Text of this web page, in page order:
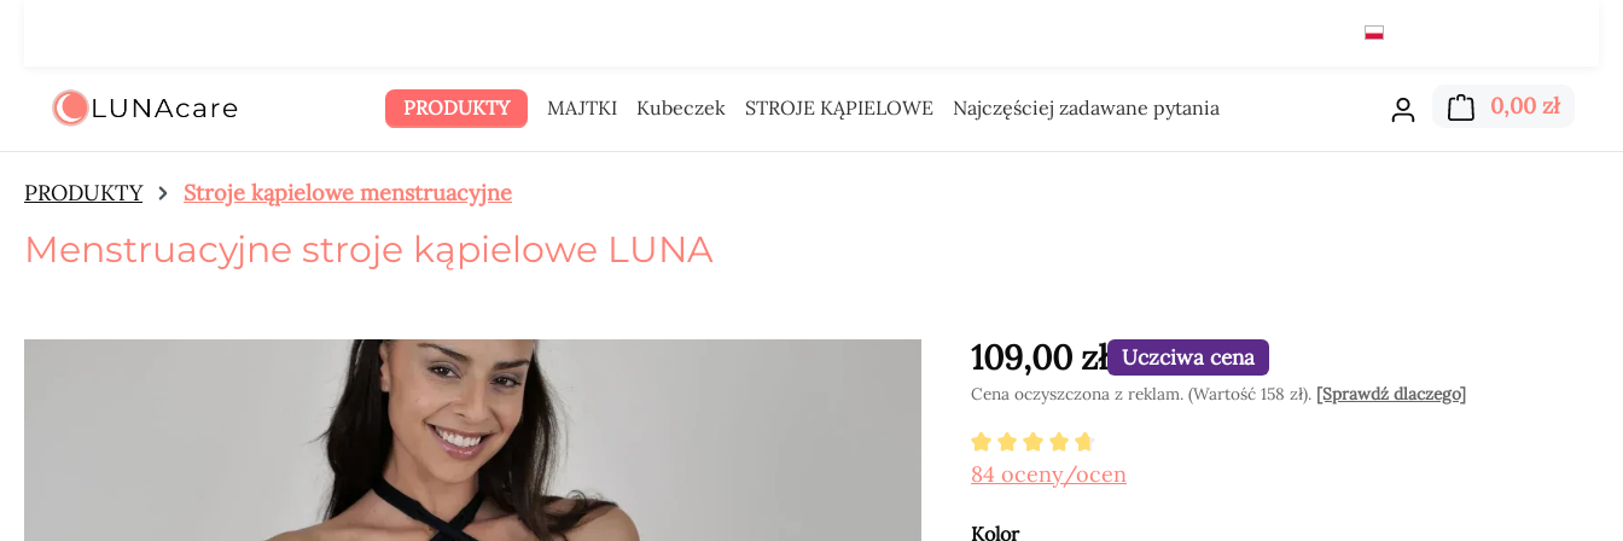
0,00 zł
PRODUKTY MAJTKI Kubeczek STROJE KĄPIELOWE Najczęściej zadawane pytania
PRODUKTY Stroje kąpielowe menstruacyjne
Menstruacyjne stroje kąpielowe LUNA
109,00 zł Uczciwa cena
Cena oczyszczona z reklam. (Wartość 158 zł). [Sprawdź dlaczego]
Średnia ocena 4.8 z 5 gwiazdek
84 oceny/ocen
Wybierz
Kolor